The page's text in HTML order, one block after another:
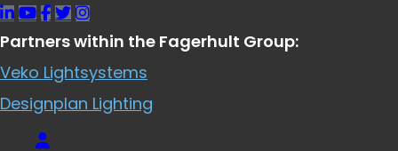
Partners within the Fagerhult Group:
Veko Lightsystems
Designplan Lighting